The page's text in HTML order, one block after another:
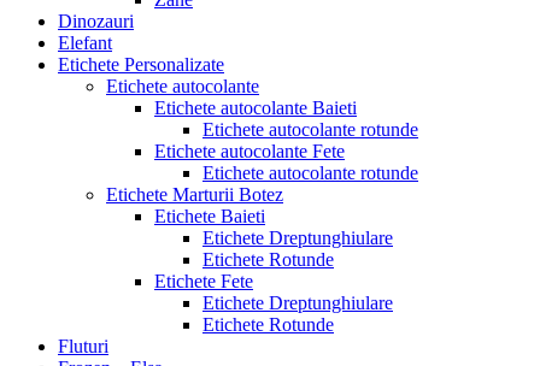
Dinozauri
Elefant
Etichete Personalizate
Etichete autocolante
Etichete autocolante Baieti
Etichete autocolante rotunde
Etichete autocolante Fete
Etichete autocolante rotunde
Etichete Marturii Botez
Etichete Baieti
Etichete Dreptunghiulare
Etichete Rotunde
Etichete Fete
Etichete Dreptunghiulare
Etichete Rotunde
Fluturi